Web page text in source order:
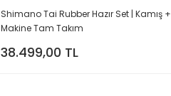
Shimano Tai Rubber Hazır Set | Kamış +
Makine Tam Takım
38.499,00 TL